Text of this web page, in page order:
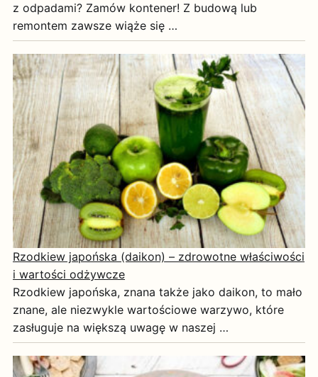
z odpadami? Zamów kontener! Z budową lub
remontem zawsze wiąże się …
Rzodkiew japońska (daikon) – zdrowotne właściwości
i wartości odżywcze
Rzodkiew japońska, znana także jako daikon, to mało
znane, ale niezwykle wartościowe warzywo, które
zasługuje na większą uwagę w naszej …